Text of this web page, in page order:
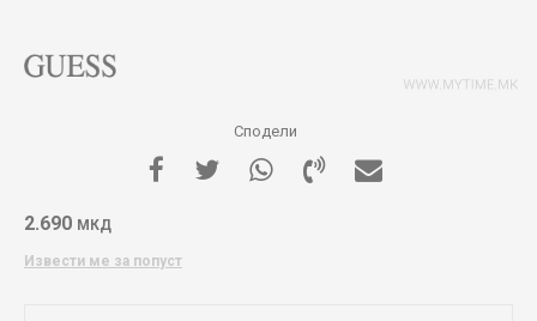
Сподели
2.690 МКД
Извести ме за попуст